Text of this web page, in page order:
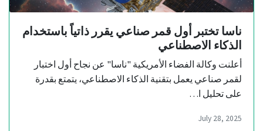
ناسا تختبر أول قمر صناعي يقرر ذاتياً باستخدام
الذكاء الاصطناعي
أعلنت وكالة الفضاء الأمريكية "ناسا" عن نجاح أول اختبار
لقمر صناعي يعمل بتقنية الذكاء الاصطناعي، يتمتع بقدرة
على تحليل ا…
July 28, 2025